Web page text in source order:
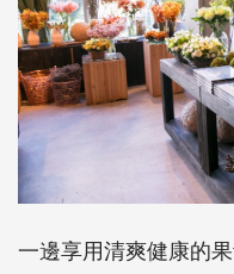
一邊享用清爽健康的